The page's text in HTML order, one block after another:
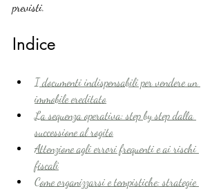
previsti.
Indice
I documenti indispensabili per vendere un
immobile ereditato
La sequenza operativa: step by step dalla
successione al rogito
Attenzione agli errori frequenti e ai rischi
fiscali
Come organizzarsi e tempistiche: strategie